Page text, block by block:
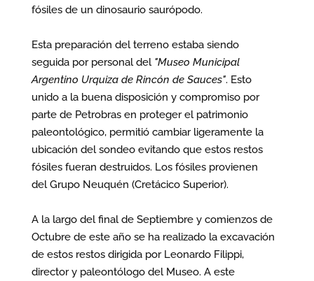
fósiles de un dinosaurio saurópodo.
Esta preparación del terreno estaba siendo
seguida por personal del "Museo Municipal
Argentino Urquiza de Rincón de Sauces". Esto
unido a la buena disposición y compromiso por
parte de Petrobras en proteger el patrimonio
paleontológico, permitió cambiar ligeramente la
ubicación del sondeo evitando que estos restos
fósiles fueran destruidos. Los fósiles provienen
del Grupo Neuquén (Cretácico Superior).
A la largo del final de Septiembre y comienzos de
Octubre de este año se ha realizado la excavación
de estos restos dirigida por Leonardo Filippi,
director y paleontólogo del Museo. A este